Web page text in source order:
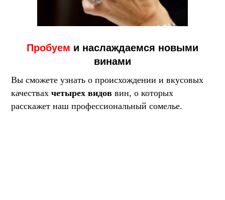
Пробуем и наслаждаемся новыми
винами
Вы сможете узнать о происхождении и вкусовых
качествахчетырех видов вин, о которых
расскажет наш профессиональный сомелье.